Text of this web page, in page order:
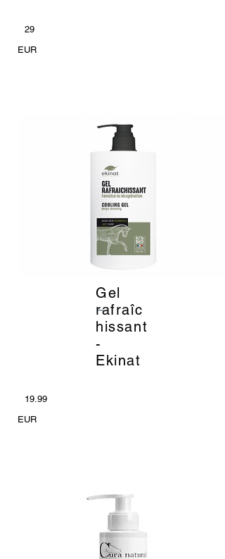
29
EUR
Gel
rafraîc
hissant
-
Ekinat
_
19.99
EUR